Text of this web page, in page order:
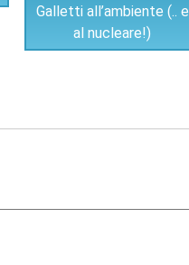
Galletti all’ambiente (.. e
al nucleare!)